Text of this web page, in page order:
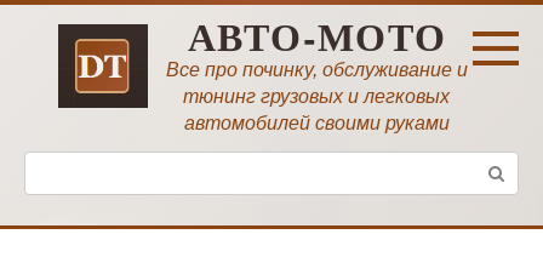
Перейти
АВТО-МОТО
Все про починку, обслуживание и
тюнинг грузовых и легковых
автомобилей своими руками
Поиск: